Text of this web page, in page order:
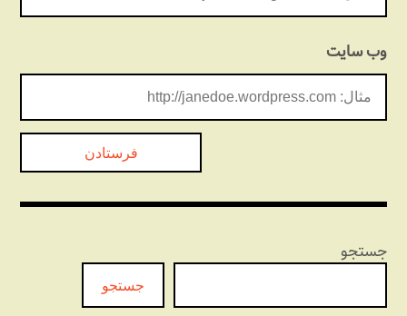
وب‌ سایت
جستجو
جستجو